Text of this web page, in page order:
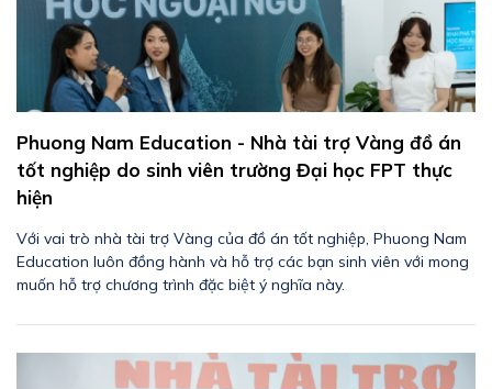
Phuong Nam Education - Nhà tài trợ Vàng đồ án
tốt nghiệp do sinh viên trường Đại học FPT thực
hiện
Với vai trò nhà tài trợ Vàng của đồ án tốt nghiệp, Phuong Nam
Education luôn đồng hành và hỗ trợ các bạn sinh viên với mong
muốn hỗ trợ chương trình đặc biệt ý nghĩa này.